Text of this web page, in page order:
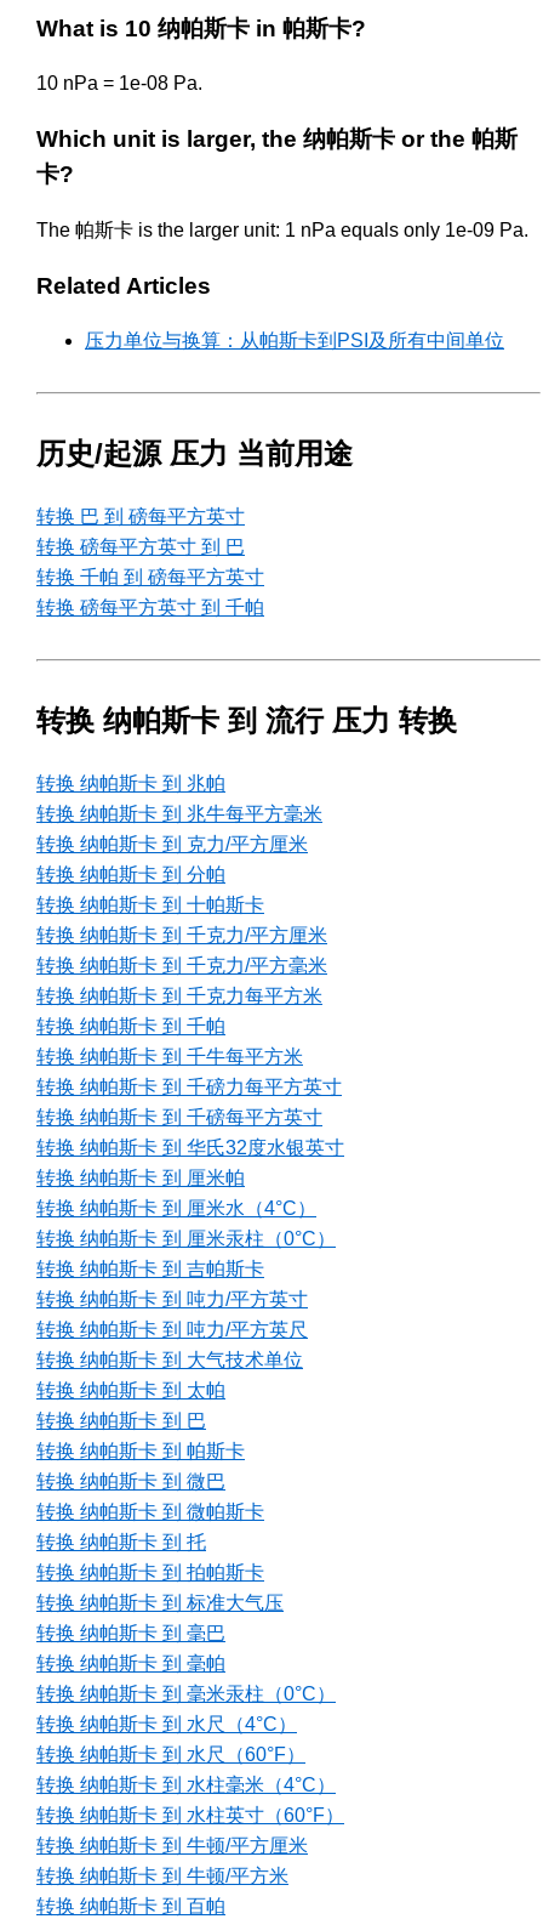
What is 10 纳帕斯卡 in 帕斯卡?
10 nPa = 1e-08 Pa.
Which unit is larger, the 纳帕斯卡 or the 帕斯
卡?
The 帕斯卡 is the larger unit: 1 nPa equals only 1e-09 Pa.
Related Articles
压力单位与换算：从帕斯卡到PSI及所有中间单位
历史/起源 压力 当前用途
转换 巴 到 磅每平方英寸
转换 磅每平方英寸 到 巴
转换 千帕 到 磅每平方英寸
转换 磅每平方英寸 到 千帕
转换 纳帕斯卡 到 流行 压力 转换
转换 纳帕斯卡 到 兆帕
转换 纳帕斯卡 到 兆牛每平方毫米
转换 纳帕斯卡 到 克力/平方厘米
转换 纳帕斯卡 到 分帕
转换 纳帕斯卡 到 十帕斯卡
转换 纳帕斯卡 到 千克力/平方厘米
转换 纳帕斯卡 到 千克力/平方毫米
转换 纳帕斯卡 到 千克力每平方米
转换 纳帕斯卡 到 千帕
转换 纳帕斯卡 到 千牛每平方米
转换 纳帕斯卡 到 千磅力每平方英寸
转换 纳帕斯卡 到 千磅每平方英寸
转换 纳帕斯卡 到 华氏32度水银英寸
转换 纳帕斯卡 到 厘米帕
转换 纳帕斯卡 到 厘米水（4°C）
转换 纳帕斯卡 到 厘米汞柱（0°C）
转换 纳帕斯卡 到 吉帕斯卡
转换 纳帕斯卡 到 吨力/平方英寸
转换 纳帕斯卡 到 吨力/平方英尺
转换 纳帕斯卡 到 大气技术单位
转换 纳帕斯卡 到 太帕
转换 纳帕斯卡 到 巴
转换 纳帕斯卡 到 帕斯卡
转换 纳帕斯卡 到 微巴
转换 纳帕斯卡 到 微帕斯卡
转换 纳帕斯卡 到 托
转换 纳帕斯卡 到 拍帕斯卡
转换 纳帕斯卡 到 标准大气压
转换 纳帕斯卡 到 毫巴
转换 纳帕斯卡 到 毫帕
转换 纳帕斯卡 到 毫米汞柱（0°C）
转换 纳帕斯卡 到 水尺（4°C）
转换 纳帕斯卡 到 水尺（60°F）
转换 纳帕斯卡 到 水柱毫米（4°C）
转换 纳帕斯卡 到 水柱英寸（60°F）
转换 纳帕斯卡 到 牛顿/平方厘米
转换 纳帕斯卡 到 牛顿/平方米
转换 纳帕斯卡 到 百帕